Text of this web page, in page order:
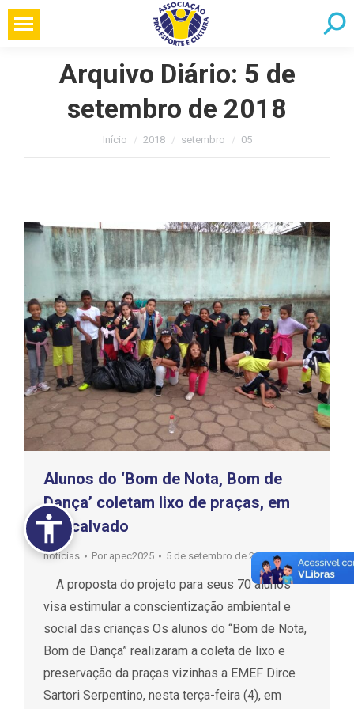
Pular
para
Arquivo Diário: 5 de
setembro de 2018
Você está aqui:
Início 2018 setembro 05
Alunos do ‘Bom de Nota, Bom de
Dança’ coletam lixo de praças, em
Descalvado
notícias Por apec2025 5 de setembro de 2018
A proposta do projeto para seus 70 alunos
visa estimular a conscientização ambiental e
social das crianças Os alunos do “Bom de Nota,
Bom de Dança” realizaram a coleta de lixo e
preservação da praças vizinhas a EMEF Dirce
Sartori Serpentino, nesta terça-feira (4), em